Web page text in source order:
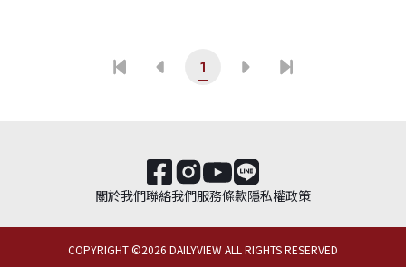
1
關於我們聯絡我們服務條款隱私權政策
COPYRIGHT ©2026 DAILYVIEW ALL RIGHTS RESERVED